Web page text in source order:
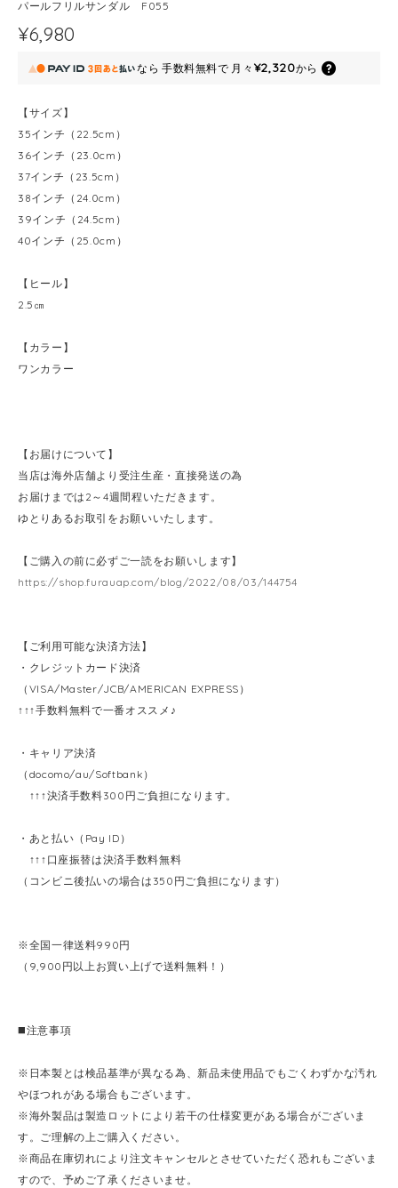
パールフリルサンダル F055
¥6,980
なら 手数料無料で 月々 ¥2,320から
【サイズ】
35インチ（22.5cm）
36インチ（23.0cm）
37インチ（23.5cm）
38インチ（24.0cm）
39インチ（24.5cm）
40インチ（25.0cm）
【ヒール】
2.5㎝
【カラー】
ワンカラー
【お届けについて】
当店は海外店舗より受注生産・直接発送の為
お届けまでは2～4週間程いただきます。
ゆとりあるお取引をお願いいたします。
【ご購入の前に必ずご一読をお願いします】
https://shop.furauap.com/blog/2022/08/03/144754
【ご利用可能な決済方法】
・クレジットカード決済
（VISA/Master/JCB/AMERICAN EXPRESS）
↑↑↑手数料無料で一番オススメ♪
・キャリア決済
（docomo/au/Softbank）
↑↑↑決済手数料300円ご負担になります。
・あと払い（Pay ID）
↑↑↑口座振替は決済手数料無料
（コンビニ後払いの場合は350円ご負担になります）
※全国一律送料990円
（9,900円以上お買い上げで送料無料！）
◼️注意事項
※日本製とは検品基準が異なる為、新品未使用品でもごくわずかな汚れ
やほつれがある場合もございます。
※海外製品は製造ロットにより若干の仕様変更がある場合がございま
す。ご理解の上ご購入ください。
※商品在庫切れにより注文キャンセルとさせていただく恐れもございま
すので、予めご了承くださいませ。